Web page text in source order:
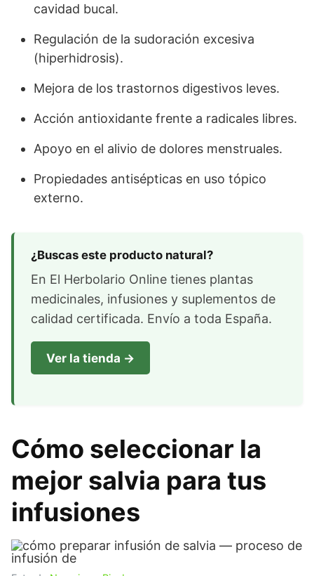
cavidad bucal.
Regulación de la sudoración excesiva
(hiperhidrosis).
Mejora de los trastornos digestivos leves.
Acción antioxidante frente a radicales libres.
Apoyo en el alivio de dolores menstruales.
Propiedades antisépticas en uso tópico
externo.
¿Buscas este producto natural?
En El Herbolario Online tienes plantas
medicinales, infusiones y suplementos de
calidad certificada. Envío a toda España.
Ver la tienda →
Cómo seleccionar la
mejor salvia para tus
infusiones